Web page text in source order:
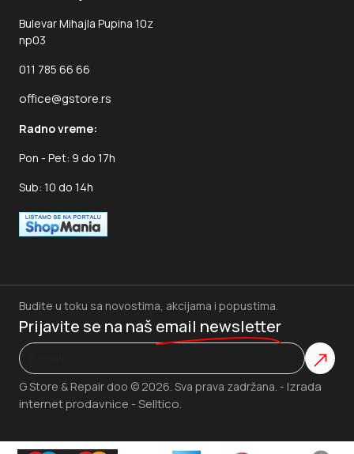
Bulevar Mihajla Pupina 10z
np03
011 785 66 66
office@gstore.rs
Radno vreme:
Pon - Pet: 9 do 17h
Sub: 10 do 14h
G Store & Repair doo © 2026. Sva prava zadržana. - Izrada
internet prodavnice - Selltico.
Budite u toku sa novostima, akcijama i popustima.
Prijavite se na naš email newsletter